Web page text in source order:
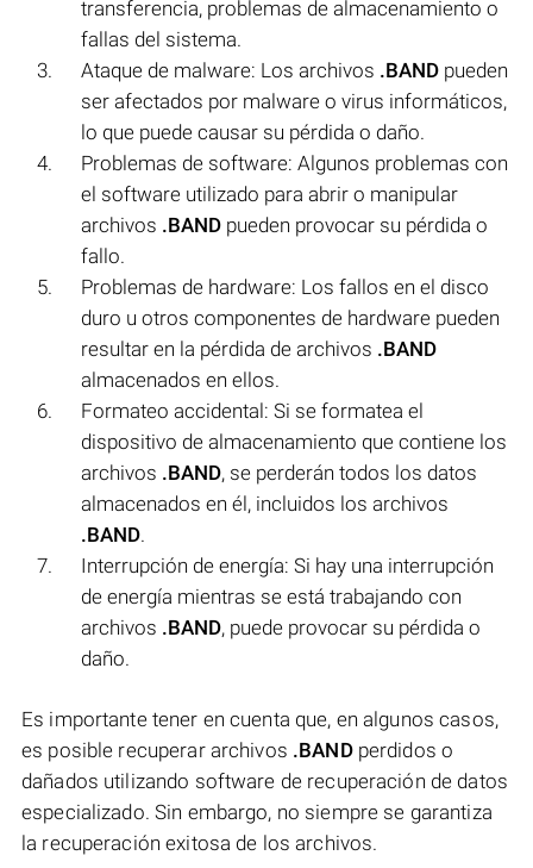
transferencia, problemas de almacenamiento o
fallas del sistema.
Ataque de malware: Los archivos .BAND pueden
ser afectados por malware o virus informáticos,
lo que puede causar su pérdida o daño.
Problemas de software: Algunos problemas con
el software utilizado para abrir o manipular
archivos .BAND pueden provocar su pérdida o
fallo.
Problemas de hardware: Los fallos en el disco
duro u otros componentes de hardware pueden
resultar en la pérdida de archivos .BAND
almacenados en ellos.
Formateo accidental: Si se formatea el
dispositivo de almacenamiento que contiene los
archivos .BAND, se perderán todos los datos
almacenados en él, incluidos los archivos
.BAND.
Interrupción de energía: Si hay una interrupción
de energía mientras se está trabajando con
archivos .BAND, puede provocar su pérdida o
daño.
Es importante tener en cuenta que, en algunos casos,
es posible recuperar archivos .BANDperdidos o
dañados utilizando software de recuperación de datos
especializado. Sin embargo, no siempre se garantiza
la recuperación exitosa de los archivos.